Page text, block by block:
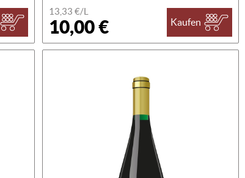
13,33 €/L
10,00 € Kaufen